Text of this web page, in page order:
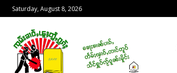
Saturday, August 8, 2026